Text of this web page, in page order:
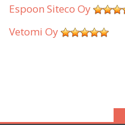
Espoon Siteco Oy
Vetomi Oy